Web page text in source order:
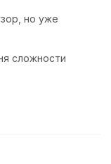
но уже
сложности